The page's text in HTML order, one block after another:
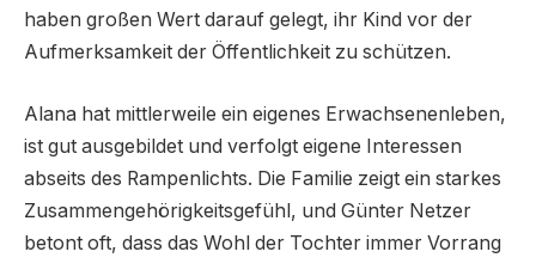
haben großen Wert darauf gelegt, ihr Kind vor der
Aufmerksamkeit der Öffentlichkeit zu schützen.
Alana hat mittlerweile ein eigenes Erwachsenenleben,
ist gut ausgebildet und verfolgt eigene Interessen
abseits des Rampenlichts. Die Familie zeigt ein starkes
Zusammengehörigkeitsgefühl, und Günter Netzer
betont oft, dass das Wohl der Tochter immer Vorrang